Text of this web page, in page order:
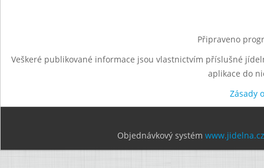
Připraveno
Veškeré publikované informace jsou vlastnictvím příslušné
aplikace do
Zásady
Objednávkový systém www.jidelna.cz